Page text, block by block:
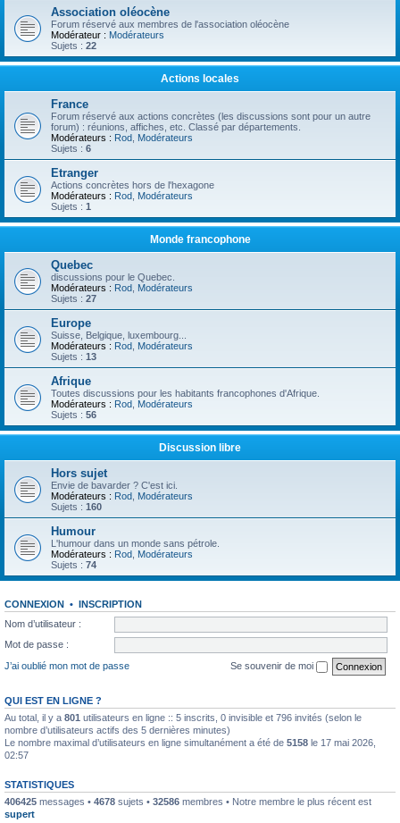
Association oléocène
Forum réservé aux membres de l'association oléocène
Modérateur : Modérateurs
Sujets : 22
Actions locales
France
Forum réservé aux actions concrètes (les discussions sont pour un autre
forum) : réunions, affiches, etc. Classé par départements.
Modérateurs : Rod Modérateurs
Sujets : 6
Etranger
Actions concrètes hors de l'hexagone
Modérateurs : Rod Modérateurs
Sujets : 1
Monde francophone
Quebec
discussions pour le Quebec.
Modérateurs : Rod Modérateurs
Sujets : 27
Europe
Suisse, Belgique, luxembourg...
Modérateurs : Rod Modérateurs
Sujets : 13
Afrique
Toutes discussions pour les habitants francophones d'Afrique.
Modérateurs : Rod Modérateurs
Sujets : 56
Discussion libre
Hors sujet
Envie de bavarder ? C'est ici.
Modérateurs : Rod Modérateurs
Sujets : 160
Humour
L'humour dans un monde sans pétrole.
Modérateurs : Rod Modérateurs
Sujets : 74
CONNEXION • INSCRIPTION
Nom d’utilisateur :
Mot de passe :
J’ai oublié mon mot de passe
Se souvenir de moi
QUI EST EN LIGNE ?
Au total, il y a 801 utilisateurs en ligne :: 5 inscrits, 0 invisible et 796 invités (selon le
nombre d’utilisateurs actifs des 5 dernières minutes)
Le nombre maximal d’utilisateurs en ligne simultanément a été de 5158 le 17 mai 2026,
02:57
STATISTIQUES
406425 messages • 4678 sujets • 32586 membres • Notre membre le plus récent est
supert